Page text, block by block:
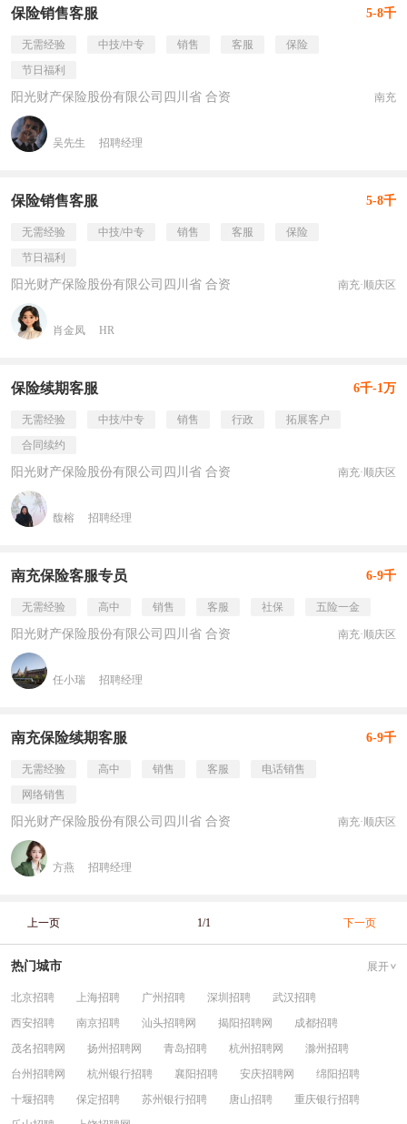
保险销售客服 5-8千
无需经验 中技/中专 销售 客服
保险
节日福利
阳光财产保险股份有限公司四川省 合资 南充
吴先生 招聘经理
保险销售客服 5-8千
无需经验 中技/中专 销售 客服
保险
节日福利
阳光财产保险股份有限公司四川省 合资 南充·顺庆区
肖金凤 HR
保险续期客服 6千-1万
无需经验 中技/中专 销售 行政
拓展客户
合同续约
阳光财产保险股份有限公司四川省 合资 南充·顺庆区
馥榕 招聘经理
南充保险客服专员 6-9千
无需经验 高中 销售 客服 社保 五险一金
阳光财产保险股份有限公司四川省 合资 南充·顺庆区
任小瑞 招聘经理
南充保险续期客服 6-9千
无需经验 高中 销售 客服
电话销售
网络销售
阳光财产保险股份有限公司四川省 合资 南充·顺庆区
方燕 招聘经理
上一页 1/1 下一页
热门城市 展开
北京招聘 上海招聘 广州招聘 深圳招聘
武汉招聘
西安招聘
南京招聘 汕头招聘网 揭阳招聘网
成都招聘
茂名招聘网
扬州招聘网 青岛招聘 杭州招聘网
滁州招聘
台州招聘网
杭州银行招聘 襄阳招聘 安庆招聘网
绵阳招聘
十堰招聘
保定招聘 苏州银行招聘 唐山招聘
重庆银行招聘